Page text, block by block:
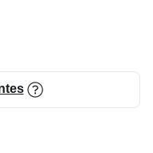
(startups da
na
mentora